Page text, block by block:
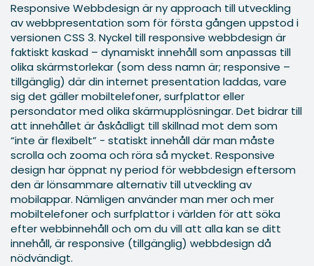
Responsive Webbdesign är ny approach till utveckling
av webbpresentation som för första gången uppstod i
versionen CSS 3. Nyckel till responsive webbdesign är
faktiskt kaskad – dynamiskt innehåll som anpassas till
olika skärmstorlekar (som dess namn är; responsive –
tillgänglig) där din internet presentation laddas, vare
sig det gäller mobiltelefoner, surfplattor eller
persondator med olika skärmupplösningar. Det bidrar till
att innehållet är åskådligt till skillnad mot dem som
“inte är flexibelt” - statiskt innehåll där man måste
scrolla och zooma och röra så mycket. Responsive
design har öppnat ny period för webbdesign eftersom
den är lönsammare alternativ till utveckling av
mobilappar. Nämligen använder man mer och mer
mobiltelefoner och surfplattor i världen för att söka
efter webbinnehåll och om du vill att alla kan se ditt
innehåll, är responsive (tillgänglig) webbdesign då
nödvändigt.